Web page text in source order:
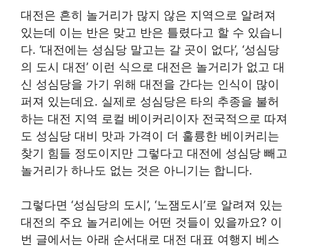
대전은 흔히 놀거리가 많지 않은 지역으로 알려져
있는데 이는 반은 맞고 반은 틀렸다고 할 수 있습니
다. ‘대전에는 성심당 말고는 갈 곳이 없다’, ‘성심당
의 도시 대전’ 이런 식으로 대전은 놀거리가 없고 대
신 성심당을 가기 위해 대전을 간다는 인식이 많이
퍼져 있는데요. 실제로 성심당은 타의 추종을 불허
하는 대전 지역 로컬 베이커리이자 전국적으로 따져
도 성심당 대비 맛과 가격이 더 훌륭한 베이커리는
찾기 힘들 정도이지만 그렇다고 대전에 성심당 빼고
놀거리가 하나도 없는 것은 아니기는 합니다.
그렇다면 ‘성심당의 도시’, ‘노잼도시’로 알려져 있는
대전의 주요 놀거리에는 어떤 것들이 있을까요? 이
번 글에서는 아래 순서대로 대전 대표 여행지 베스